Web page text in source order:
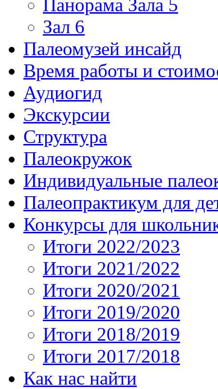
Панорама Зала 5
Зал 6
Палеомузей инсайд
Время работы и
Аудиогид
Экскурсии
Структура
Палеокружок
Индивидуальные
Палеопрактикум для
Конкурсы для
Итоги 2022/2023
Итоги 2021/2022
Итоги 2020/2021
Итоги 2019/2020
Итоги 2018/2019
Итоги 2017/2018
Как нас найти